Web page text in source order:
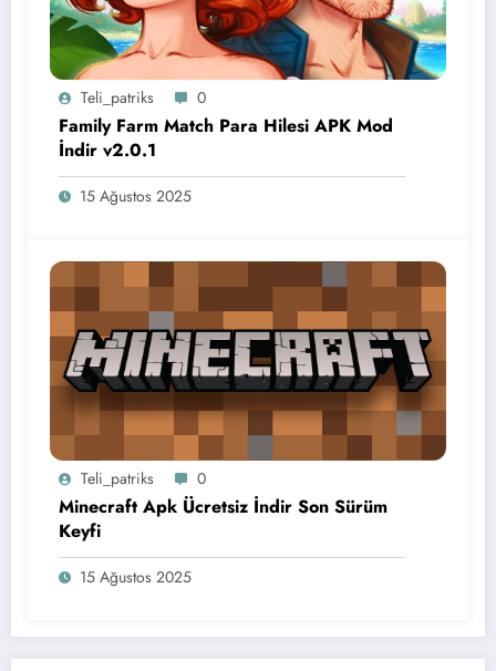
Teli_patriks 0
Family Farm Match Para Hilesi APK Mod
İndir v2.0.1
15 Ağustos 2025
Teli_patriks 0
Minecraft Apk Ücretsiz İndir Son Sürüm
Keyfi
15 Ağustos 2025